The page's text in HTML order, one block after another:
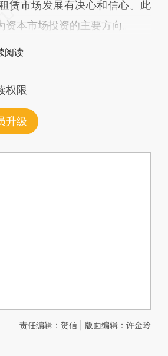
赁市场发展有决心和信心。此
本市场投资的主要方向。
阅读
权限
升级
责任编辑：贺信 | 版面编辑：许金玲